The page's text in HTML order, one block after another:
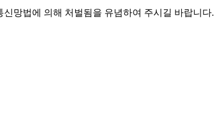
신망법에 의해 처벌됨을 유념하여 주시길 바랍니다.